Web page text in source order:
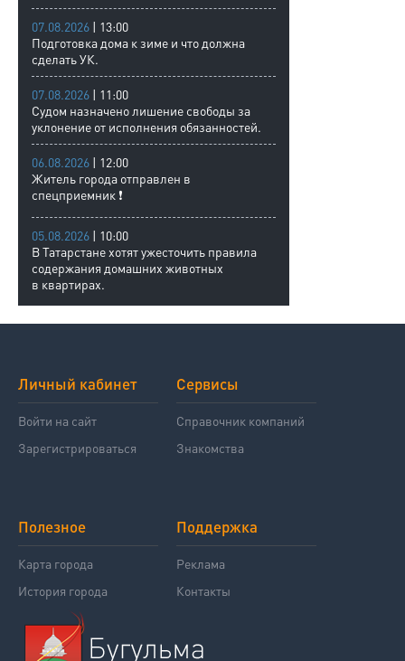
07.08.2026 | 13:00
Подготовка дома к зиме и что должна
сделать УК.
07.08.2026 | 11:00
Судом назначено лишение свободы за
уклонение от исполнения обязанностей.
06.08.2026 | 12:00
Житель города отправлен в
спецприемник ❗
05.08.2026 | 10:00
В Татарстане хотят ужесточить правила
содержания домашних животных
в квартирах.
Личный кабинет
Войти на сайт
Зарегистрироваться
Сервисы
Справочник компаний
Знакомства
Полезное
Карта города
История города
Поддержка
Реклама
Контакты